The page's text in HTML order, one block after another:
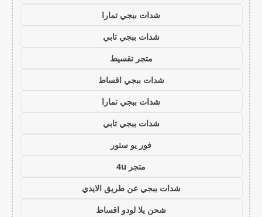
شدات ببجي تمارا
شدات ببجي تابي
متجر تقسيط
شدات ببجي اقساط
شدات ببجي تمارا
شدات ببجي تابي
فور يو ستور
متجر 4u
شدات ببجي عن طريق الايدي
شحن يلا لودو اقساط